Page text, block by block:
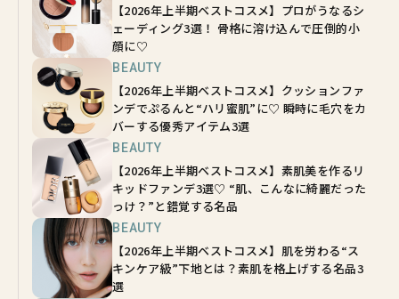
【2026年上半期ベストコスメ】プロがうなるシ
ェーディング3選！ 骨格に溶け込んで圧倒的小
顔に♡
BEAUTY
【2026年上半期ベストコスメ】クッションファ
ンデでぷるんと“ハリ蜜肌”に♡ 瞬時に毛穴をカ
バーする優秀アイテム3選
BEAUTY
【2026年上半期ベストコスメ】素肌美を作るリ
キッドファンデ3選♡ “肌、こんなに綺麗だった
っけ？”と錯覚する名品
BEAUTY
【2026年上半期ベストコスメ】肌を労わる“ス
キンケア級”下地とは？素肌を格上げする名品3
選